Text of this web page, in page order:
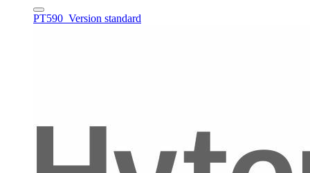
PT590_Version standard